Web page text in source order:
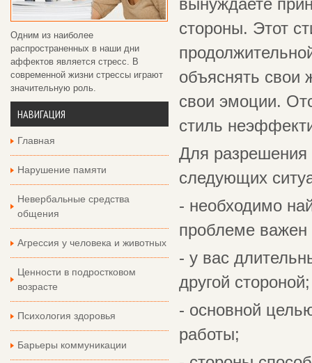
Одним из наиболее
распространенных в наши дни
аффектов является стресс. В
современной жизни стрессы играют
значительную роль.
НАВИГАЦИЯ
Главная
Нарушение памяти
Невербальные средства
общения
Агрессия у человека и животных
Ценности в подростковом
возрасте
Психология здоровья
Барьеры коммуникации
вынуждаете
стороны. Этот
объяснять свои
свои эмоции.
стиль
Для разрешения
следующих
- необходимо
проблеме важен
- у вас
другой стороной;
- основной
работы;